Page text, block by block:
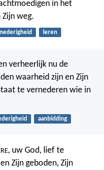
in het
weg.
nederigheid leren
verheerlijk nu de
waarheid zijn en Zijn
te vernederen wie in
aanbidding
, uw God, lief te
Zijn geboden, Zijn